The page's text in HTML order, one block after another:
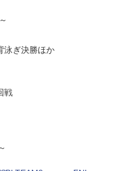
泳ぎ決勝ほか
戦